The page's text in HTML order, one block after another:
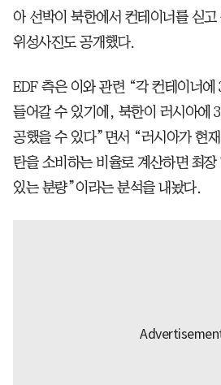
아 선박이 북한에서 컨테이너를 싣
위성사진도 공개했다.
EDF 측은 이와 관련 “각 컨테이너에
들어갈 수 있기에, 북한이 러시아에
공했을 수 있다”면서 “러시아가 현
탄을 소비하는 비율로 계산하면 최
있는 분량”이라는 분석을 내놨다.